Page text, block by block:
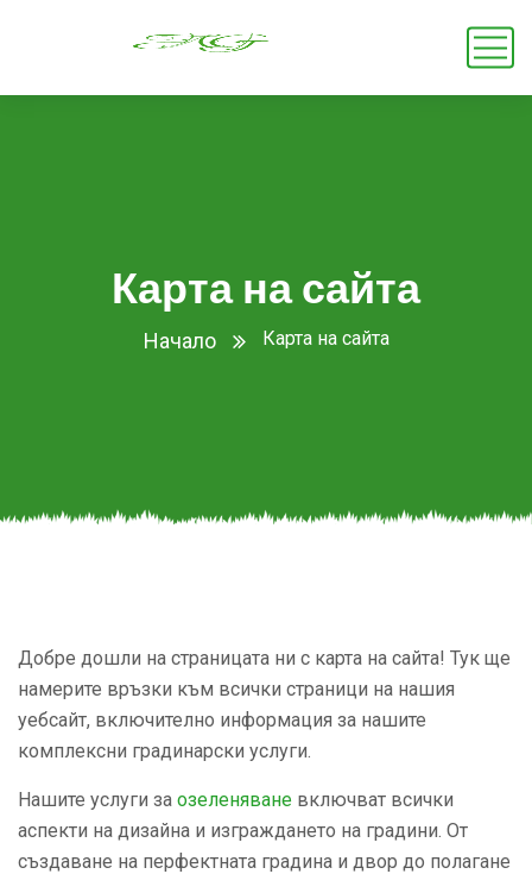
Карта на сайта
Начало Карта на сайта
Добре дошли на страницата ни с карта на сайта! Тук ще
намерите връзки към всички страници на нашия
уебсайт, включително информация за нашите
комплексни градинарски услуги.
Нашите услуги за озеленяване включват всички
аспекти на дизайна и изграждането на градини. От
създаване на перфектната градина и двор до полагане